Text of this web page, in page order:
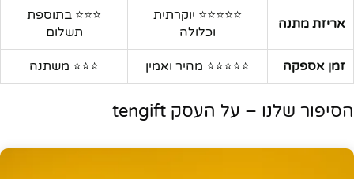
אריזת מתנה
⭐⭐⭐⭐⭐ יוקרתית
וכלולה
⭐⭐⭐ בתוספת
תשלום
זמן אספקה ⭐⭐⭐⭐⭐ מהיר ואמין ⭐⭐⭐ משתנה
הסיפור שלנו – על העסק tengift